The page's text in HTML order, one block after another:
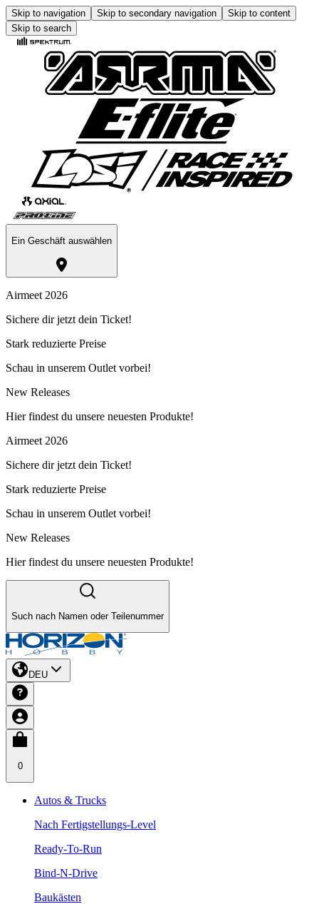
Skip to navigation Skip to secondary navigation
Skip to content
Skip to search
Ein Geschäft auswählen
Airmeet 2026
Sichere dir jetzt dein Ticket!
Stark reduzierte Preise
Schau in unserem Outlet vorbei!
New Releases
Hier findest du unsere neuesten Produkte!
Airmeet 2026
Sichere dir jetzt dein Ticket!
Stark reduzierte Preise
Schau in unserem Outlet vorbei!
New Releases
Hier findest du unsere neuesten Produkte!
Such nach Namen oder Teilenummer
DEU
0
Autos & Trucks
Nach Fertigstellungs-Level
Ready-To-Run
Bind-N-Drive
Baukästen